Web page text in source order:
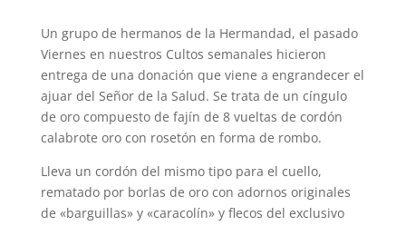
Un grupo de hermanos de la Hermandad, el pasado
Viernes en nuestros Cultos semanales hicieron
entrega de una donación que viene a engrandecer el
ajuar del Señor de la Salud. Se trata de un cíngulo
de oro compuesto de fajín de 8 vueltas de cordón
calabrote oro con rosetón en forma de rombo.
Lleva un cordón del mismo tipo para el cuello,
rematado por borlas de oro con adornos originales
de «barguillas» y «caracolín» y flecos del exclusivo